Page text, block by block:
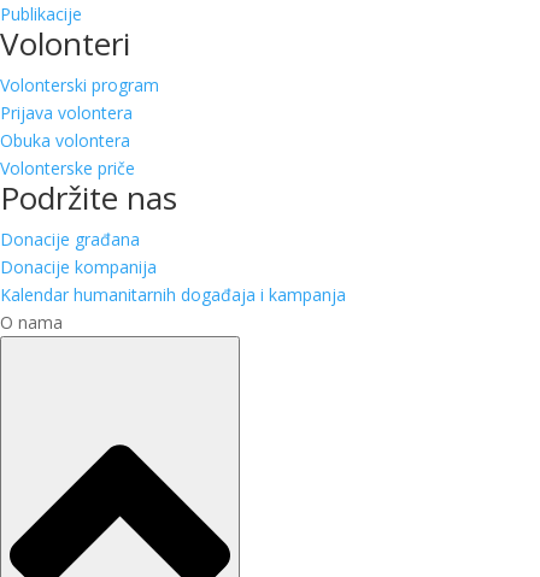
Publikacije
Volonteri
Volonterski program
Prijava volontera
Obuka volontera
Volonterske priče
Podržite nas
Donacije građana
Donacije kompanija
Kalendar humanitarnih događaja i kampanja
O nama